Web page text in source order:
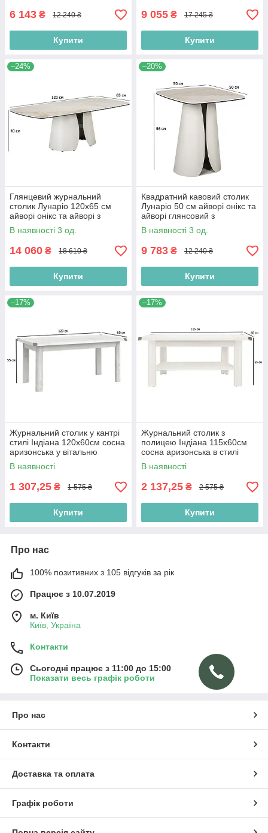
6 143 ₴ 12 240 ₴
Купити
9 055 ₴ 17 245 ₴
Купити
–24%
Глянцевий журнальний
столик Лунаріо 120х65 см
айворі онікс та айворі з
керамічною стільницею
В наявності 3 од.
14 060 ₴ 18 610 ₴
Купити
–20%
Квадратний кавовий столик
Лунаріо 50 см айворі онікс та
айворі глянсовий з
керамічною стільницею
В наявності 3 од.
9 783 ₴ 12 240 ₴
Купити
–17%
Журнальний столик у кантрі
стилі Індіана 120х60см сосна
аризонська у вітальню
В наявності
1 307,25 ₴ 1 575 ₴
Купити
–17%
Журнальний столик з
полицею Індіана 115х60см
сосна аризонська в стилі
кантрі
В наявності
2 137,25 ₴ 2 575 ₴
Купити
Про нас
100% позитивних з 105 відгуків за рік
Працює з 10.07.2019
м. Київ
Київ, Україна
Контакти
Сьогодні працює з 11:00 до 15:00
Показати весь графік роботи
Про нас
Контакти
Доставка та оплата
Графік роботи